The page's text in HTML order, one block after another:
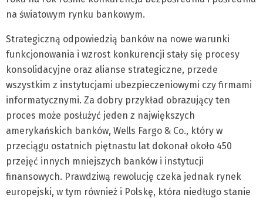
na światowym rynku bankowym.
Strategiczną odpowiedzią banków na nowe warunki
funkcjonowania i wzrost konkurencji stały się procesy
konsolidacyjne oraz alianse strategiczne, przede
wszystkim z instytucjami ubezpieczeniowymi czy firmami
informatycznymi. Za dobry przykład obrazujący ten
proces może posłużyć jeden z największych
amerykańskich banków, Wells Fargo & Co., który w
przeciągu ostatnich piętnastu lat dokonał około 450
przejęć innych mniejszych banków i instytucji
finansowych. Prawdziwą rewolucję czeka jednak rynek
europejski, w tym również i Polskę, która niedługo stanie